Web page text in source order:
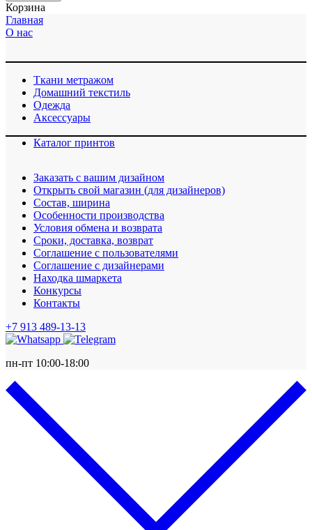
Корзина
Главная
О нас
Ткани метражом
Домашний текстиль
Одежда
Аксессуары
Каталог принтов
Заказать с вашим дизайном
Открыть свой магазин (для дизайнеров)
Cостав, ширина
Особенности производства
Условия обмена и возврата
Сроки, доставка, возврат
Соглашение с пользователями
Соглашение с дизайнерами
Находка шмаркета
Конкурсы
Контакты
+7 913 489-13-13
пн-пт 10:00-18:00